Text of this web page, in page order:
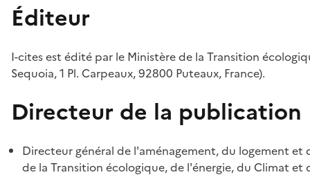
Éditeur
I-cites est édité par le Ministère de la Transition
Sequoia, 1 Pl. Carpeaux, 92800 Puteaux, France).
Directeur de la publication
Directeur général de l'aménagement, du logement
de la Transition écologique, de l'énergie, du Climat et